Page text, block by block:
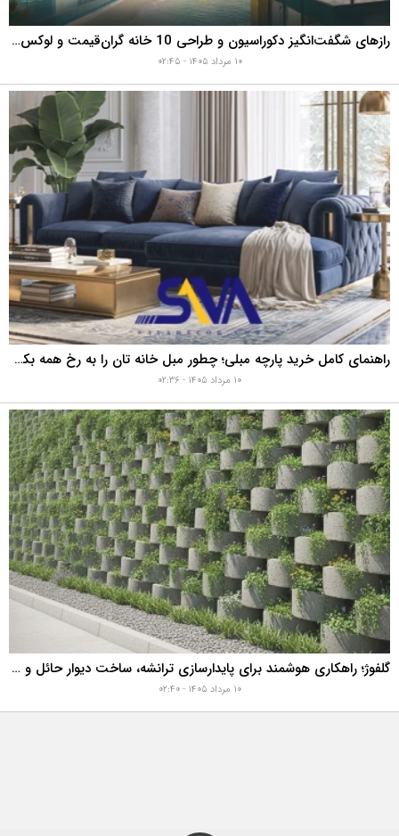
رازهای شگفت‌انگیز دکوراسیون و طراحی 10 خانه گران‌قیمت و لوکس دبی که هوش از سرتان می‌برد!
راهنمای کامل خرید پارچه مبلی؛ چطور مبل خانه تان را به رخ همه بکشید؟
گلفوژ؛ راهکاری هوشمند برای پایدارسازی ترانشه، ساخت دیوار حائل و زیباسازی شهری